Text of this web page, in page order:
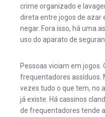
crime organizado e
direta entre jogos de azar
negar. Fora isso, há uma
uso do aparato de
Pessoas viciam em jogos.
frequentadores assíduos.
vezes tudo o que tem, no
já existe. Há cassinos
de frequentadores tende